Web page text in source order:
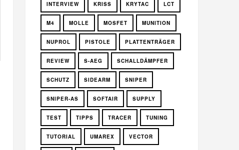
INTERVIEW KRISS KRYTAC LCT
M4 MOLLE MOSFET MUNITION
NUPROL PISTOLE PLATTENTRÄGER
REVIEW S-AEG SCHALLDÄMPFER
SCHUTZ SIDEARM SNIPER
SNIPER-AS SOFTAIR SUPPLY
TEST TIPPS TRACER TUNING
TUTORIAL UMAREX VECTOR